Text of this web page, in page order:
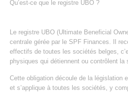
Qu’est-ce que le registre UBO ?
Le registre UBO (Ultimate Beneficial
centrale gérée par le SPF Finances. Il
effectifs de toutes les sociétés belges,
physiques qui détiennent ou contrôlent la
Cette obligation découle de la législation
et s’applique à toutes les sociétés, y